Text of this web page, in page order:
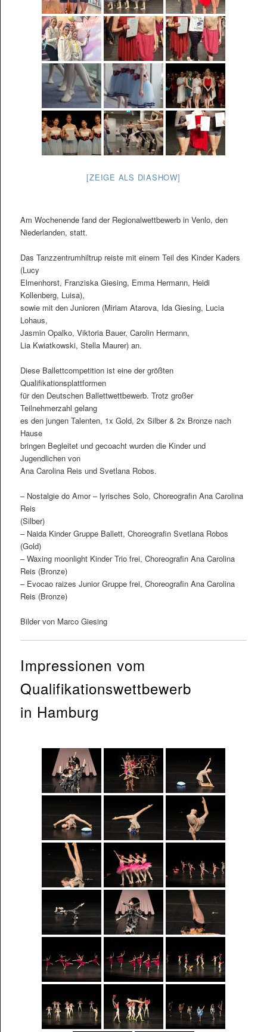
[ZEIGE ALS DIASHOW]
Am Wochenende fand der Regionalwettbewerb in Venlo, den
Niederlanden, statt.
Das Tanzzentrumhiltrup reiste mit einem Teil des Kinder Kaders
(Lucy
Elmenhorst, Franziska Giesing, Emma Hermann, Heidi
Kollenberg, Luisa),
sowie mit den Junioren (Miriam Atarova, Ida Giesing, Lucia
Lohaus,
Jasmin Opalko, Viktoria Bauer, Carolin Hermann,
Lia Kwiatkowski, Stella Maurer) an.
Diese Ballettcompetition ist eine der größten
Qualifikationsplattformen
für den Deutschen Ballettwettbewerb. Trotz großer
Teilnehmerzahl gelang
es den jungen Talenten, 1x Gold, 2x Silber & 2x Bronze nach
Hause
bringen Begleitet und gecoacht wurden die Kinder und
Jugendlichen von
Ana Carolina Reis und Svetlana Robos.
– Nostalgie do Amor – lyrisches Solo, Choreografin Ana Carolina
Reis
(Silber)
– Naida Kinder Gruppe Ballett, Choreografin Svetlana Robos
(Gold)
– Waxing moonlight Kinder Trio frei, Choreografin Ana Carolina
Reis (Bronze)
– Evocao raizes Junior Gruppe frei, Choreografin Ana Carolina
Reis (Bronze)
Bilder von Marco Giesing
Impressionen vom
Qualifikationswettbewerb
in Hamburg